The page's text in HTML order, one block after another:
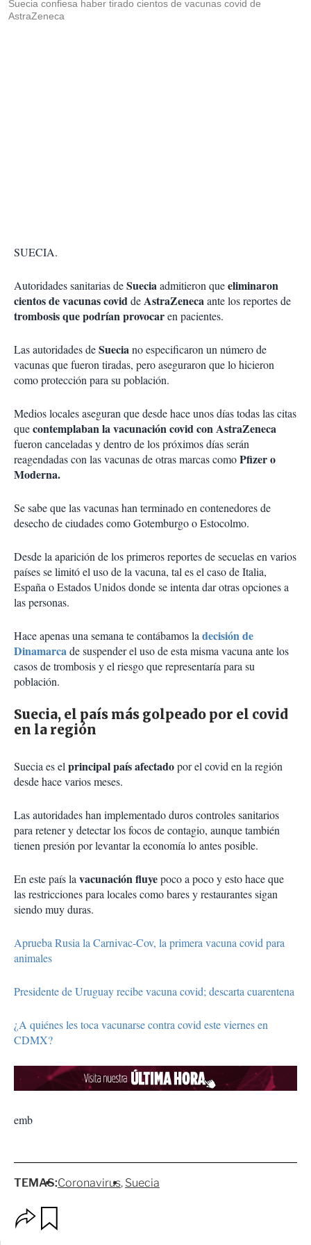
Suecia confiesa haber tirado cientos de vacunas covid de
AstraZeneca
SUECIA.
Autoridades sanitarias deSueciaadmitieron queeliminaron
cientos de vacunas coviddeAstraZenecaante los reportes de
trombosis que podrían provocaren pacientes.
Las autoridades deSueciano especificaron un número de
vacunas que fueron tiradas, pero aseguraron que lo hicieron
como protección para su población.
Medios locales aseguran que desde hace unos días todas las citas
quecontemplaban la vacunación covid con AstraZeneca
fueron canceladas y dentro de los próximos días serán
reagendadas con las vacunas de otras marcas comoPfizer o
Moderna.
Se sabe que las vacunas han terminado en contenedores de
desecho de ciudades como Gotemburgo o Estocolmo.
Desde la aparición de los primeros reportes de secuelas en varios
países se limitó el uso de la vacuna, tal es el caso de Italia,
España o Estados Unidos donde se intenta dar otras opciones a
las personas.
Hace apenas una semana te contábamos ladecisión de
Dinamarcade suspender el uso de esta misma vacuna ante los
casos de trombosis y el riesgo que representaría para su
población.
Suecia, el país más golpeado por el covid
en la región
Suecia es elprincipal país afectadopor el covid en la región
desde hace varios meses.
Las autoridades han implementado duros controles sanitarios
para retener y detectar los focos de contagio, aunque también
tienen presión por levantar la economía lo antes posible.
En este país lavacunación fluyepoco a poco y esto hace que
las restricciones para locales como bares y restaurantes sigan
siendo muy duras.
Aprueba Rusia la Carnivac-Cov, la primera vacuna covid para
animales
Presidente de Uruguay recibe vacuna covid; descarta cuarentena
¿A quiénes les toca vacunarse contra covid este viernes en
CDMX?
emb
TEMAS:Coronavirus Suecia
p